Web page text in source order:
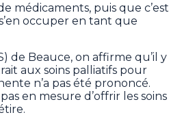
médicaments, puis que c’est
occuper en tant que
de Beauce, on affirme qu’il y
aux soins palliatifs pour
n’a pas été prononcé.
en mesure d’offrir les soins